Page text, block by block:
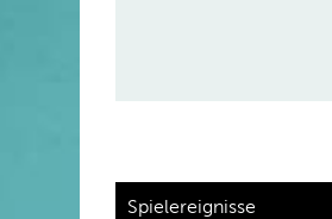
Spielereignisse